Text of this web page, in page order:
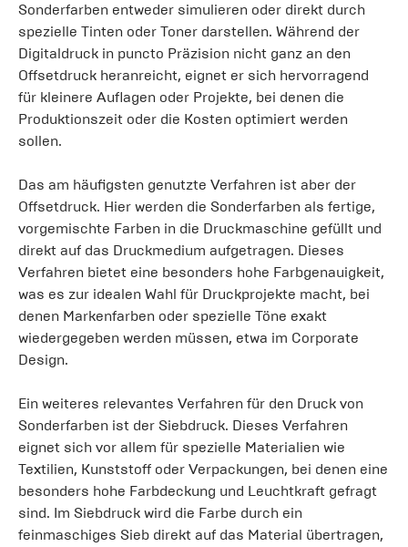
Sonderfarben entweder simulieren oder direkt durch
spezielle Tinten oder Toner darstellen. Während der
Digitaldruck in puncto Präzision nicht ganz an den
Offsetdruck heranreicht, eignet er sich hervorragend
für kleinere Auflagen oder Projekte, bei denen die
Produktionszeit oder die Kosten optimiert werden
sollen.
Das am häufigsten genutzte Verfahren ist aber der
Offsetdruck. Hier werden die Sonderfarben als fertige,
vorgemischte Farben in die Druckmaschine gefüllt und
direkt auf das Druckmedium aufgetragen. Dieses
Verfahren bietet eine besonders hohe Farbgenauigkeit,
was es zur idealen Wahl für Druckprojekte macht, bei
denen Markenfarben oder spezielle Töne exakt
wiedergegeben werden müssen, etwa im Corporate
Design.
Ein weiteres relevantes Verfahren für den Druck von
Sonderfarben ist der Siebdruck. Dieses Verfahren
eignet sich vor allem für spezielle Materialien wie
Textilien, Kunststoff oder Verpackungen, bei denen eine
besonders hohe Farbdeckung und Leuchtkraft gefragt
sind. Im Siebdruck wird die Farbe durch ein
feinmaschiges Sieb direkt auf das Material übertragen,